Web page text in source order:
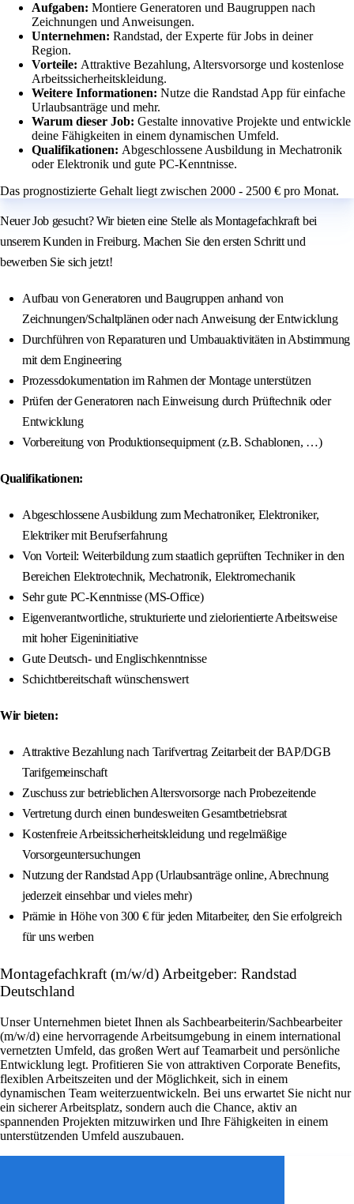
Aufgaben: Montiere Generatoren und Baugruppen nach
Zeichnungen und Anweisungen.
Unternehmen: Randstad, der Experte für Jobs in deiner
Region.
Vorteile: Attraktive Bezahlung, Altersvorsorge und kostenlose
Arbeitssicherheitskleidung.
Weitere Informationen: Nutze die Randstad App für einfache
Urlaubsanträge und mehr.
Warum dieser Job: Gestalte innovative Projekte und entwickle
deine Fähigkeiten in einem dynamischen Umfeld.
Qualifikationen: Abgeschlossene Ausbildung in Mechatronik
oder Elektronik und gute PC-Kenntnisse.
Das prognostizierte Gehalt liegt zwischen 2000 - 2500 € pro Monat.
Neuer Job gesucht? Wir bieten eine Stelle als Montagefachkraft bei
unserem Kunden in Freiburg. Machen Sie den ersten Schritt und
bewerben Sie sich jetzt!
Aufbau von Generatoren und Baugruppen anhand von
Zeichnungen/Schaltplänen oder nach Anweisung der Entwicklung
Durchführen von Reparaturen und Umbauaktivitäten in Abstimmung
mit dem Engineering
Prozessdokumentation im Rahmen der Montage unterstützen
Prüfen der Generatoren nach Einweisung durch Prüftechnik oder
Entwicklung
Vorbereitung von Produktionsequipment (z.B. Schablonen, …)
Qualifikationen:
Abgeschlossene Ausbildung zum Mechatroniker, Elektroniker,
Elektriker mit Berufserfahrung
Von Vorteil: Weiterbildung zum staatlich geprüften Techniker in den
Bereichen Elektrotechnik, Mechatronik, Elektromechanik
Sehr gute PC-Kenntnisse (MS-Office)
Eigenverantwortliche, strukturierte und zielorientierte Arbeitsweise
mit hoher Eigeninitiative
Gute Deutsch- und Englischkenntnisse
Schichtbereitschaft wünschenswert
Wir bieten:
Attraktive Bezahlung nach Tarifvertrag Zeitarbeit der BAP/DGB
Tarifgemeinschaft
Zuschuss zur betrieblichen Altersvorsorge nach Probezeitende
Vertretung durch einen bundesweiten Gesamtbetriebsrat
Kostenfreie Arbeitssicherheitskleidung und regelmäßige
Vorsorgeuntersuchungen
Nutzung der Randstad App (Urlaubsanträge online, Abrechnung
jederzeit einsehbar und vieles mehr)
Prämie in Höhe von 300 € für jeden Mitarbeiter, den Sie erfolgreich
für uns werben
Montagefachkraft (m/w/d) Arbeitgeber: Randstad
Deutschland
Unser Unternehmen bietet Ihnen als Sachbearbeiterin/Sachbearbeiter
(m/w/d) eine hervorragende Arbeitsumgebung in einem international
vernetzten Umfeld, das großen Wert auf Teamarbeit und persönliche
Entwicklung legt. Profitieren Sie von attraktiven Corporate Benefits,
flexiblen Arbeitszeiten und der Möglichkeit, sich in einem
dynamischen Team weiterzuentwickeln. Bei uns erwartet Sie nicht nur
ein sicherer Arbeitsplatz, sondern auch die Chance, aktiv an
spannenden Projekten mitzuwirken und Ihre Fähigkeiten in einem
unterstützenden Umfeld auszubauen.